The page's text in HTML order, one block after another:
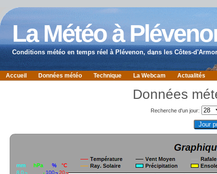
La Météo à
Conditions météo en temps réel à Plévenon, dans les Côtes-
Accueil Données météo Technique La Webcam Actualités
Données
Recherche d'un jour: